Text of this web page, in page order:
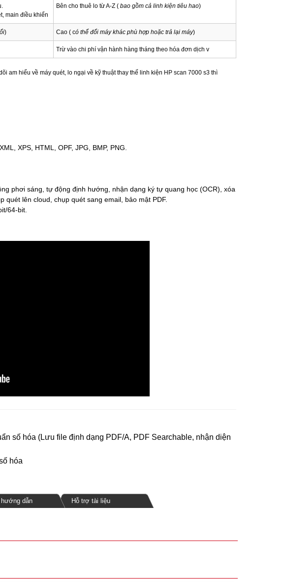
main điều khiển
Bên cho thuê lo từ A-Z (bao gồm cả linh kiện tiêu hao)
) Cao ( có thể đổi máy khác phù hợp hoặc trả lại máy)
Trừ vào chi phí vận hành hàng tháng theo hóa đơn dịch v
am hiểu về máy quét, lo ngại về kỹ thuật thay thế linh kiện HP scan 7000 s3 thì
XPS, HTML, OPF, JPG, BMP, PNG.
phơi sáng, tự động định hướng, nhận dạng ký tự quang học (OCR), xóa
lên cloud, chụp quét sang email, bảo mật PDF.
64-bit.
số hóa (Lưu file định dạng PDF/A, PDF Searchable, nhận diện
hóa
dẫn Hỗ trợ tài liệu